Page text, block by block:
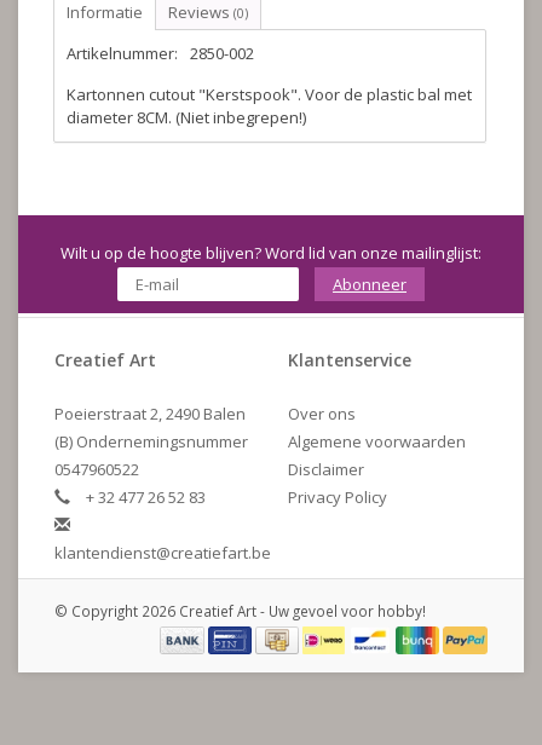
Informatie Reviews (0)
Artikelnummer:
2850-002
Kartonnen cutout "Kerstspook". Voor de plastic bal met
diameter 8CM. (Niet inbegrepen!)
Wilt u op de hoogte blijven? Word lid van onze mailinglijst:
Abonneer
Creatief Art
Poeierstraat 2, 2490 Balen
(B) Ondernemingsnummer
0547960522
+ 32 477 26 52 83
klantendienst@creatiefart.be
Klantenservice
Over ons
Algemene voorwaarden
Disclaimer
Privacy Policy
© Copyright 2026 Creatief Art - Uw gevoel voor hobby!